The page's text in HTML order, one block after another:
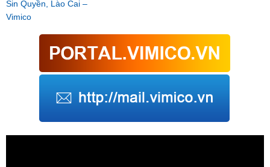
Sin Quyền, Lào Cai –
Vimico